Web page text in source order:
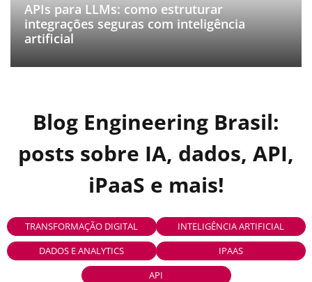
APIs para LLMs: como estruturar
integrações seguras com inteligência
artificial
Blog Engineering Brasil:
posts sobre IA, dados, API,
iPaaS e mais!
TRANSFORMAÇÃO DIGITAL
INTELIGÊNCIA ARTIFICIAL
DADOS E ANALYTICS
IPAAS
API